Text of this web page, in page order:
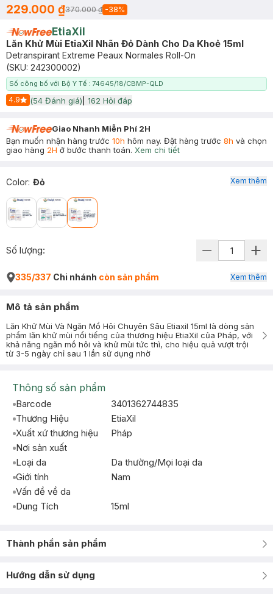
229.000 ₫370.000 ₫ -38%
EtiaXil
Lăn Khử Mùi EtiaXil Nhãn Đỏ Dành Cho Da Khoẻ 15ml
Detranspirant Extreme Peaux Normales Roll-On
(SKU: 242300002)
Số công bố với Bộ Y Tế : 74645/18/CBMP-QLD
4.9
Start Icon
(54 Đánh giá) 162 Hỏi đáp
Giao Nhanh Miễn Phí 2H
Bạn muốn nhận hàng trước 10h hôm nay. Đặt hàng trước 8h và chọn
giao hàng 2H ở bước thanh toán. Xem chi tiết
Color: Đỏ Xem thêm
Số lượng:
335/337 Chi nhánh còn sản phẩm Xem thêm
Mô tả sản phẩm
Lăn Khử Mùi Và Ngăn Mồ Hôi Chuyên Sâu Etiaxil 15ml là dòng sản
phẩm lăn khử mùi nổi tiếng của thương hiệu EtiaXil của Pháp, với
khả năng ngăn mồ hôi và khử mùi tức thì, cho hiệu quả vượt trội
từ 3-5 ngày chỉ sau 1 lần sử dụng nhờ
Thông số sản phẩm
Barcode
3401362744835
Thương Hiệu
EtiaXil
Xuất xứ thương hiệu
Pháp
Nơi sản xuất
Loại da
Da thường/Mọi loại da
Giới tính
Nam
Vấn đề về da
Dung Tích
15ml
Thành phần sản phẩm
Hướng dẫn sử dụng